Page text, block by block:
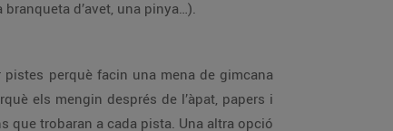
d’avet, una pinya…).
perquè facin una mena de gimcana
els mengin després de l’àpat, papers i
que trobaran a cada pista. Una altra opció